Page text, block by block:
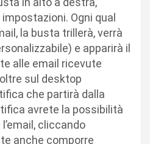
Ogni qual
la busta trillerà, verrà
e apparirà il
alle email ricevute
sul desktop
che partirà dalla
avrete la possibilità
cliccando
anche comporre